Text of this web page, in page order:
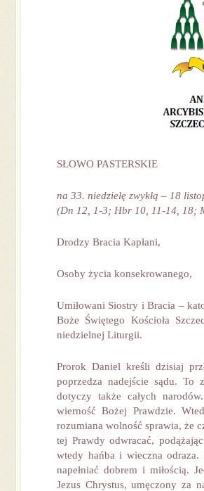
SŁOWO PASTERSKIE
na 33. niedzielę zwykłą – 18
(Dn 12, 1-3; Hbr 10, 11-14, 18;
Drodzy Bracia Kapłani,
Osoby życia konsekrowanego,
Umiłowani Siostry i Bracia –
Boże Świętego Kościoła
niedzielnej Liturgii.
Prorok Daniel kreśli dzisiaj
poprzedza nadejście sądu. To
dotyczy także całych
wierność Bożej Prawdzie.
rozumiana wolność sprawia, że
tej Prawdy odwracać,
wtedy hańba i wieczna
napełniać dobrem i miłością.
Jezus Chrystus, umęczony za